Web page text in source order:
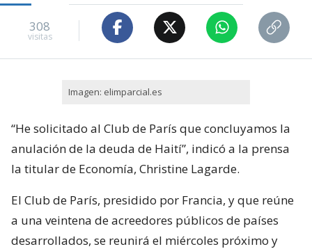
308
visitas
Imagen: elimparcial.es
“He solicitado al Club de París que concluyamos la
anulación de la deuda de Haití”, indicó a la prensa
la titular de Economía, Christine Lagarde.
El Club de París, presidido por Francia, y que reúne
a una veintena de acreedores públicos de países
desarrollados, se reunirá el miércoles próximo y